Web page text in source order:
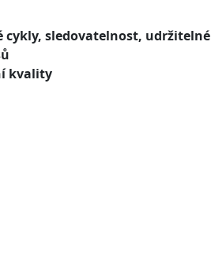
sledovatelnost, udržitelné
kvality